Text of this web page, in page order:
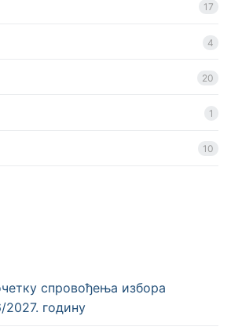
17
4
20
1
10
спровођења избора
2027. годину